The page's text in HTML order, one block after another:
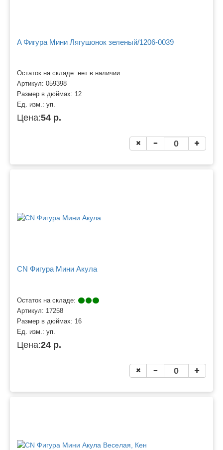
A Фигура Мини Лягушонок зеленый/1206-0039
Остаток на складе: нет в наличии
Артикул: 059398
Размер в дюймах: 12
Ед. изм.: уп.
Цена:54 р.
CN Фигура Мини Акула
Остаток на складе:
Артикул: 17258
Размер в дюймах: 16
Ед. изм.: уп.
Цена:24 р.